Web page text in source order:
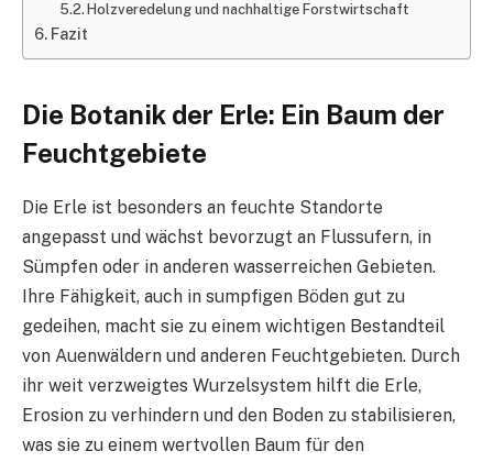
Holzveredelung und nachhaltige Forstwirtschaft
Fazit
Die Botanik der Erle: Ein Baum der
Feuchtgebiete
Die Erle ist besonders an feuchte Standorte
angepasst und wächst bevorzugt an Flussufern, in
Sümpfen oder in anderen wasserreichen Gebieten.
Ihre Fähigkeit, auch in sumpfigen Böden gut zu
gedeihen, macht sie zu einem wichtigen Bestandteil
von Auenwäldern und anderen Feuchtgebieten. Durch
ihr weit verzweigtes Wurzelsystem hilft die Erle,
Erosion zu verhindern und den Boden zu stabilisieren,
was sie zu einem wertvollen Baum für den